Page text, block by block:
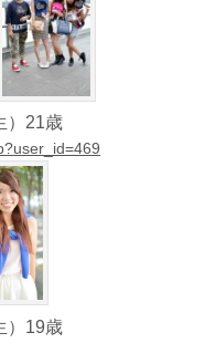
）21歳
）19歳